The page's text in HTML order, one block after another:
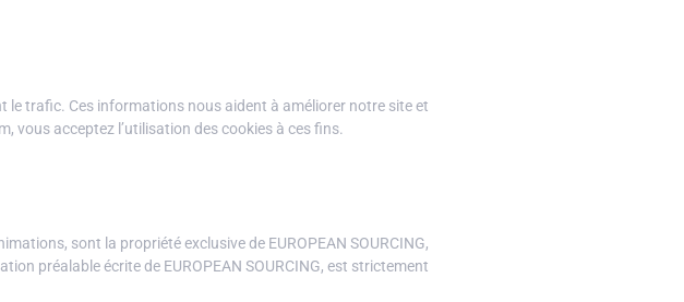
le trafic. Ces informations nous aident à améliorer notre site et
vous acceptez l’utilisation des cookies à ces fins.
sont la propriété exclusive de EUROPEAN SOURCING,
préalable écrite de EUROPEAN SOURCING, est strictement